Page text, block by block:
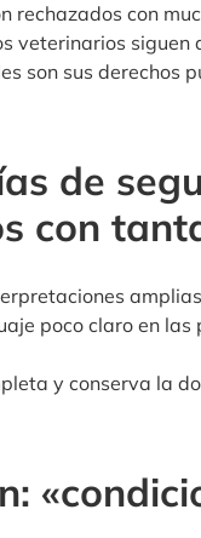
rechazados con
veterinarios
son sus derechos
de
con
poco claro en
y conserva la